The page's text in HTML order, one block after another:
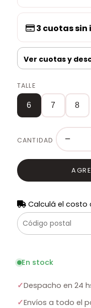
3 cuotas sin
Ver cuotas y
TALLE
6 7 8
CANTIDAD −
Calculá el costo
En stock
✓Despacho en 24
✓Envíos a todo el